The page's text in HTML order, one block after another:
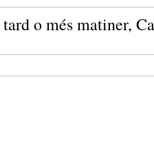
o més matiner,